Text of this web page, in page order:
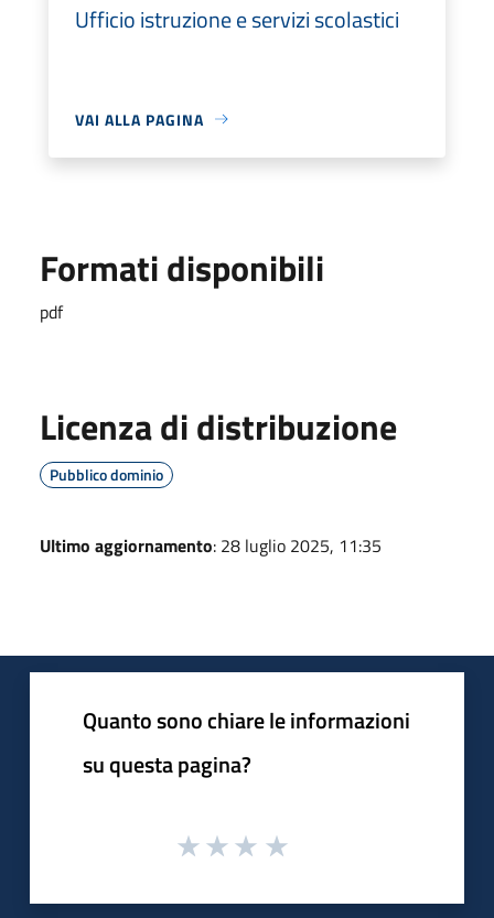
Ufficio istruzione e servizi scolastici
VAI ALLA PAGINA
Formati disponibili
pdf
Licenza di distribuzione
Pubblico dominio
Ultimo aggiornamento: 28 luglio 2025, 11:35
Quanto sono chiare le informazioni
su questa pagina?